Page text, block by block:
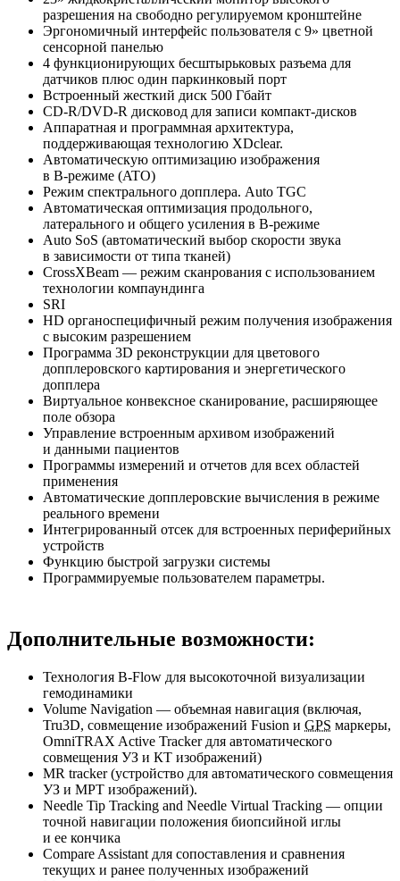
разрешения на свободно регулируемом кронштейне
Эргономичный интерфейс пользователя с 9» цветной
сенсорной панелью
4 функционирующих бесштырьковых разъема для
датчиков плюс один паркинковый порт
Встроенный жесткий диск 500 Гбайт
CD-R/DVD-R дисковод для записи компакт-дисков
Аппаратная и программная архитектура,
поддерживающая технологию XDclear.
Автоматическую оптимизацию изображения
в В-режиме (ATO)
Режим спектрального допплера. Auto TGC
Автоматическая оптимизация продольного,
латерального и общего усиления в В-режиме
Auto SoS (автоматический выбор скорости звука
в зависимости от типа тканей)
CrossХBeam — режим сканрования с использованием
технологии компаундинга
SRI
HD органоспецифичный режим получения изображения
с высоким разрешением
Программа 3D реконструкции для цветового
допплеровского картирования и энергетического
допплера
Виртуальное конвексное сканирование, расширяющее
поле обзора
Управление встроенным архивом изображений
и данными пациентов
Программы измерений и отчетов для всех областей
применения
Автоматические допплеровские вычисления в режиме
реального времени
Интегрированный отсек для встроенных периферийных
устройств
Функцию быстрой загрузки системы
Программируемые пользователем параметры.
Дополнительные возможности:
Технология B-Flow для высокоточной визуализации
гемодинамики
Volume Navigation — объемная навигация (включая,
Tru3D, совмещение изображений Fusion и GPS маркеры,
OmniTRAX Active Tracker для автоматического
совмещения УЗ и КТ изображений)
MR tracker (устройство для автоматического совмещения
УЗ и МРТ изображений).
Needle Tip Tracking and Needle Virtual Tracking — опции
точной навигации положения биопсийной иглы
и ее кончика
Compare Assistant для сопоставления и сравнения
текущих и ранее полученных изображений